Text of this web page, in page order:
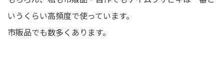
いうくらい高頻度で使っています。
市販品でも数多くあります。